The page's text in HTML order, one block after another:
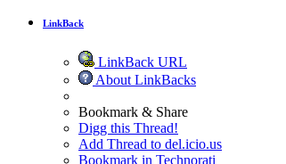
LinkBack
LinkBack URL
About LinkBacks
Bookmark & Share
Digg this Thread!
Add Thread to del.icio.us
Bookmark in Technorati